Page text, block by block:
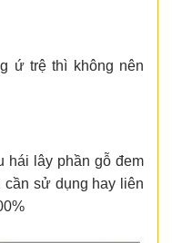
ứ trệ thì không nên
hái lây phần gỗ đem
sử dụng hay liên